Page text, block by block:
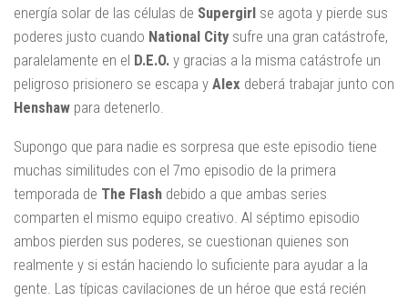
energía solar de las células de Supergirl se agota y pierde sus
poderes justo cuando National City sufre una gran catástrofe,
paralelamente en el D.E.O. y gracias a la misma catástrofe un
peligroso prisionero se escapa y Alex deberá trabajar junto con
Henshaw para detenerlo.
Supongo que para nadie es sorpresa que este episodio tiene
muchas similitudes con el 7mo episodio de la primera
temporada de The Flash debido a que ambas series
comparten el mismo equipo creativo. Al séptimo episodio
ambos pierden sus poderes, se cuestionan quienes son
realmente y si están haciendo lo suficiente para ayudar a la
gente. Las típicas cavilaciones de un héroe que está recién